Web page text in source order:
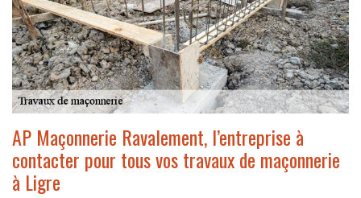
AP Maçonnerie Ravalement, l’entreprise à
contacter pour tous vos travaux de maçonnerie
à Ligre